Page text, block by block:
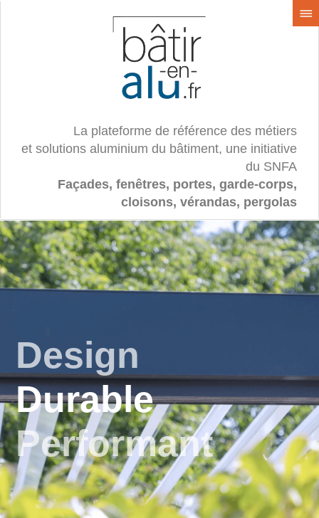
La plateforme de référence des métiers
et solutions aluminium du bâtiment, une initiative
du SNFA
Façades, fenêtres, portes, garde-corps,
cloisons, vérandas, pergolas
Design
Durable
Performant